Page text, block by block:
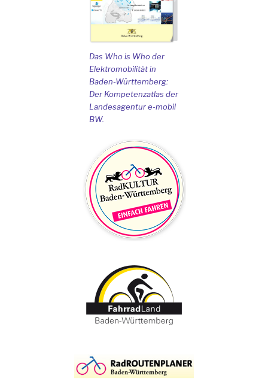
Das Who is Who der
Elektromobilität in
Baden-Württemberg:
Der Kompetenzatlas der
Landesagentur e-mobil
BW.